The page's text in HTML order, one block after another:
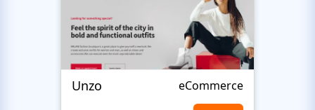
Unzo eCommerce